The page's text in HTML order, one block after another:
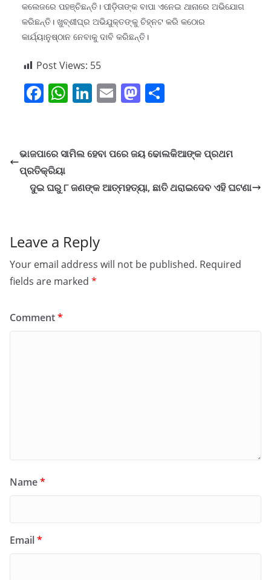
କଲେଜରେ ପହଞ୍ଚିଛନ୍ତି। ପୀଡ଼ିତାଙ୍କ ବାପା ଏନେଇ ଥାନାରେ ଅଭିଯୋଗ
କରିଛନ୍ତି। ଖୁବ୍‌ଶୀଘ୍ର ଅଭିଯୁକ୍ତଙ୍କୁ ଚିହ୍ନଟ କରି କଠୋର
କାର୍ଯ୍ୟାନୁଷ୍ଠାନ ନେବାକୁ ଦାବି କରିଛନ୍ତି।
Post Views: 55
F
e
b
o
W
s
p
Li
e
n
E
l
M
o
o
e
ଭାଜପାରେ ସାମିଲ ହେବା ପରେ ଜୟ ଢୋଲକିଆଙ୍କ ପ୍ରଥମ
ପ୍ରତିକ୍ରିୟା
ଦୁଇ ଘରୁ ୮ ଜଣଙ୍କ ଆତ୍ମହତ୍ୟା, ଛାତି ଥରାଇଦେବ ଏହି ଘଟଣା
Leave a Reply
Your email address will not be published. Required
fields are marked *
Comment*
Name*
Email*